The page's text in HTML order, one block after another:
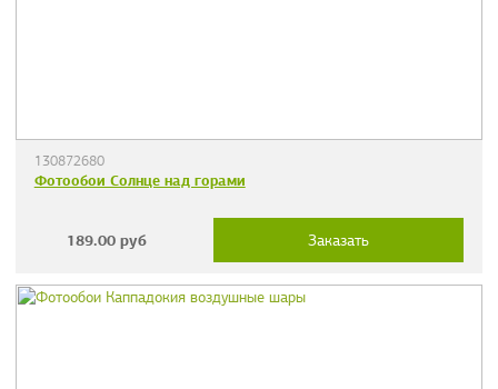
130872680
Фотообои Солнце над горами
189.00 руб Заказать